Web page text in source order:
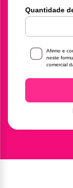
Quantidade
Afirmo e
neste
comercial